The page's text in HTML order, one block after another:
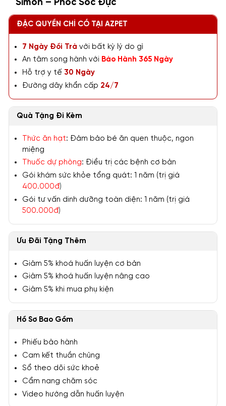
Simon – Phốc Sóc Đực
ĐẶC QUYỀN CHỈ CÓ TẠI AZPET
7 Ngày Đổi Trả với bất kỳ lý do gì
An tâm song hành với Bảo Hành 365 Ngày
Hỗ trợ y tế 30 Ngày
Đường dây khẩn cấp 24/7
Quà Tặng Đi Kèm
Thức ăn hạt: Đảm bảo bé ăn quen thuộc, ngon
miệng
Thuốc dự phòng: Điều trị các bệnh cơ bản
Gói khám sức khỏe tổng quát: 1 năm (trị giá
400.000đ)
Gói tư vấn dinh dưỡng toàn diện: 1 năm (trị giá
500.000đ)
Ưu Đãi Tặng Thêm
Giảm 5% khoá huấn luyện cơ bản
Giảm 5% khoá huấn luyện nâng cao
Giảm 5% khi mua phụ kiện
Hồ Sơ Bao Gồm
Phiếu bảo hành
Cam kết thuần chủng
Sổ theo dõi sức khoẻ
Cẩm nang chăm sóc
Video hướng dẫn huấn luyện